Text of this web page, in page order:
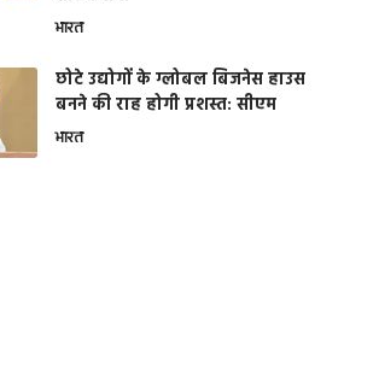
भारत
छोटे उद्योगों के ग्लोबल बिजनेस हाउस
बनने की राह होगी प्रशस्त: सीएम
भारत